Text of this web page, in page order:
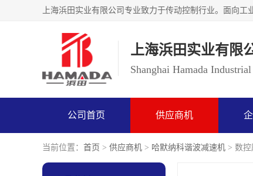
上海浜田实业有限
Shanghai Hamada
公司首页 供应商机
当前位置： 首页 > 供应商机 > 哈默纳科谐波减速机 > 数控